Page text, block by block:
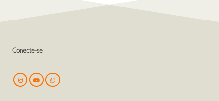
Conecte-se